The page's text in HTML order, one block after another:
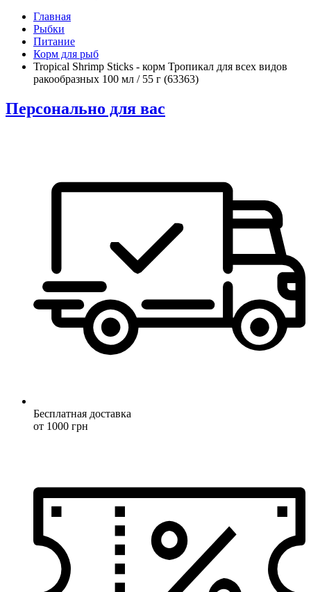
Главная
Рыбки
Питание
Корм для рыб
Tropical Shrimp Sticks - корм Тропикал для всех видов
ракообразных 100 мл / 55 г (63363)
Персонально для вас
Бесплатная доставка
от 1000 грн